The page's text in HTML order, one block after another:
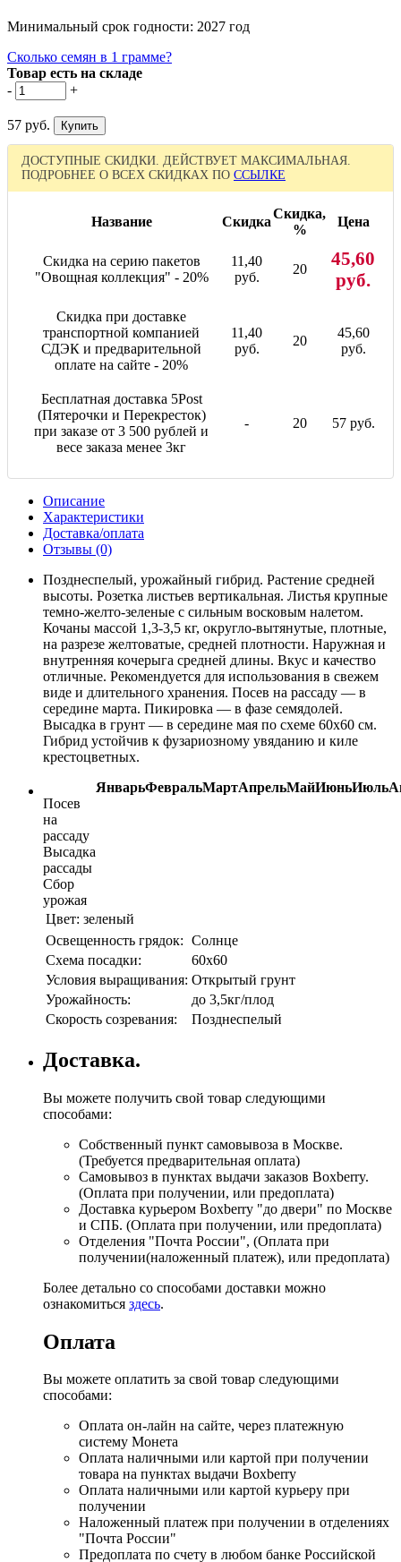
Минимальный срок годности: 2027 год
Сколько семян в 1 грамме?
Товар есть на складе
-
+
57 руб.
ДОСТУПНЫЕ СКИДКИ. ДЕЙСТВУЕТ МАКСИМАЛЬНАЯ.
ПОДРОБНЕЕ О ВСЕХ СКИДКАХ ПО ССЫЛКЕ
Название Скидка
Скидка,
%
Цена
Скидка на серию пакетов
"Овощная коллекция" - 20%
11,40
руб.
20
45,60
руб.
Скидка при доставке
транспортной компанией
СДЭК и предварительной
оплате на сайте - 20%
11,40
руб.
20
45,60
руб.
Бесплатная доставка 5Post
(Пятерочки и Перекресток)
при заказе от 3 500 рублей и
весе заказа менее 3кг
- 20 57 руб.
Описание
Характеристики
Доставка/оплата
Отзывы (0)
Позднеспелый, урожайный гибрид. Растение средней
высоты. Розетка листьев вертикальная. Листья крупные
темно-желто-зеленые с сильным восковым налетом.
Кочаны массой 1,3-3,5 кг, округло-вытянутые, плотные,
на разрезе желтоватые, средней плотности. Наружная и
внутренняя кочерыга средней длины. Вкус и качество
отличные. Рекомендуется для использования в свежем
виде и длительного хранения. Посев на рассаду — в
середине марта. Пикировка — в фазе семядолей.
Высадка в грунт — в середине мая по схеме 60х60 см.
Гибрид устойчив к фузариозному увяданию и киле
крестоцветных.
ЯнварьФевральМартАпрельМайИюньИюль
Посев
на
рассаду
Высадка
рассады
Сбор
урожая
Цвет: зеленый
Освещенность грядок: Солнце
Схема посадки:
60х60
Условия выращивания: Открытый грунт
Урожайность:
до 3,5кг/плод
Скорость созревания:
Позднеспелый
Доставка.
Вы можете получить свой товар следующими
способами:
Собственный пункт самовывоза в Москве.
(Требуется предварительная оплата)
Самовывоз в пунктах выдачи заказов Boxberry.
(Оплата при получении, или предоплата)
Доставка курьером Boxberry "до двери" по Москве
и СПБ. (Оплата при получении, или предоплата)
Отделения "Почта России", (Оплата при
получении(наложенный платеж), или предоплата)
Более детально со способами доставки можно
ознакомиться здесь.
Оплата
Вы можете оплатить за свой товар следующими
способами:
Оплата он-лайн на сайте, через платежную
систему Монета
Оплата наличными или картой при получении
товара на пунктах выдачи Boxberry
Оплата наличными или картой курьеру при
получении
Наложенный платеж при получении в отделениях
"Почта России"
Предоплата по счету в любом банке Российской